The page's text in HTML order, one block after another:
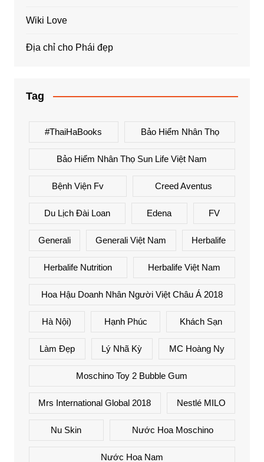
Wiki Love
Địa chỉ cho Phái đẹp
Tag
#ThaiHaBooks Bảo Hiểm Nhân Thọ
Bảo Hiểm Nhân Thọ Sun Life Việt Nam
Bệnh Viện Fv Creed Aventus
Du Lịch Đài Loan Edena FV
Generali Generali Việt Nam Herbalife
Herbalife Nutrition Herbalife Việt Nam
Hoa Hậu Doanh Nhân Người Việt Châu Á 2018
Hà Nội) Hạnh Phúc Khách Sạn
Làm Đẹp Lý Nhã Kỳ MC Hoàng Ny
Moschino Toy 2 Bubble Gum
Mrs International Global 2018 Nestlé MILO
Nu Skin Nước Hoa Moschino
Nước Hoa Nam